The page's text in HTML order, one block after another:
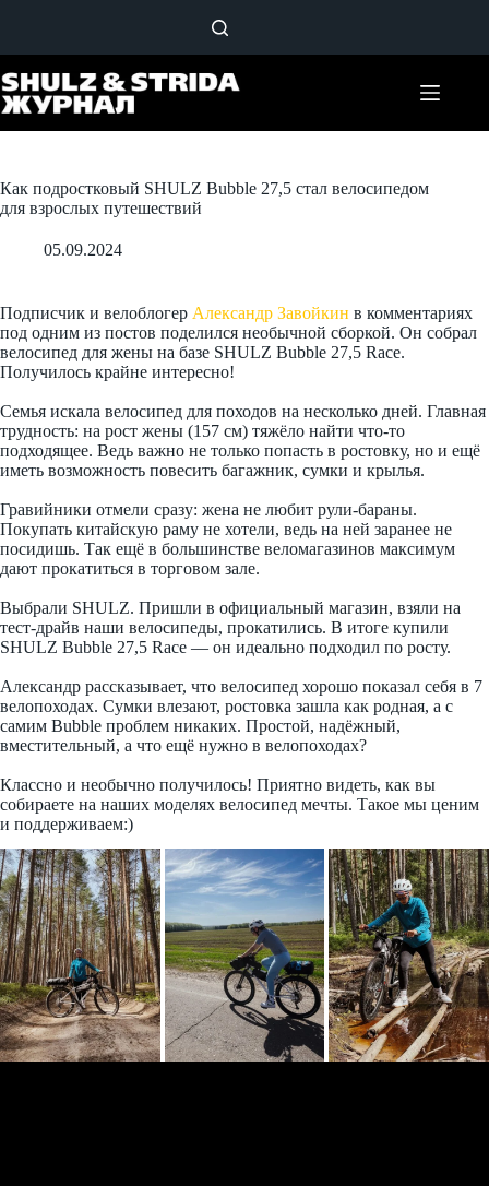
Как подростковый SHULZ Bubble 27,5 стал велосипедом
для взрослых путешествий
05.09.2024
Подписчик и велоблогер Александр Завойкин в комментариях
под одним из постов поделился необычной сборкой. Он собрал
велосипед для жены на базе SHULZ Bubble 27,5 Race.
Получилось крайне интересно!
Семья искала велосипед для походов на несколько дней. Главная
трудность: на рост жены (157 см) тяжёло найти что-то
подходящее. Ведь важно не только попасть в ростовку, но и ещё
иметь возможность повесить багажник, сумки и крылья.
Гравийники отмели сразу: жена не любит рули-бараны.
Покупать китайскую раму не хотели, ведь на ней заранее не
посидишь. Так ещё в большинстве веломагазинов максимум
дают прокатиться в торговом зале.
Выбрали SHULZ. Пришли в официальный магазин, взяли на
тест-драйв наши велосипеды, прокатились. В итоге купили
SHULZ Bubble 27,5 Race — он идеально подходил по росту.
Александр рассказывает, что велосипед хорошо показал себя в 7
велопоходах. Сумки влезают, ростовка зашла как родная, а с
самим Bubble проблем никаких. Простой, надёжный,
вместительный, а что ещё нужно в велопоходах?
Классно и необычно получилось! Приятно видеть, как вы
собираете на наших моделях велосипед мечты. Такое мы ценим
и поддерживаем:)